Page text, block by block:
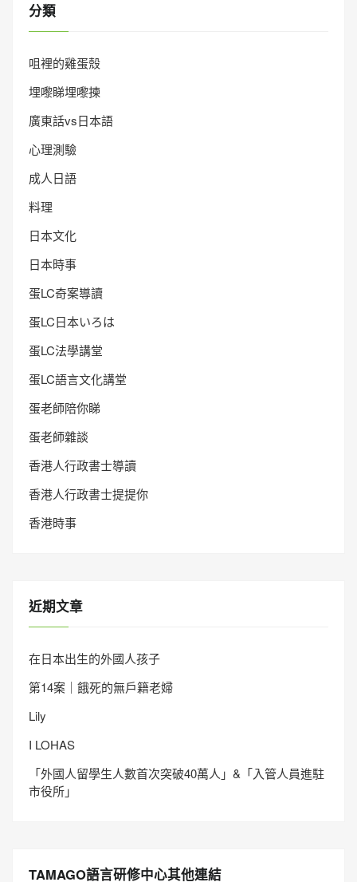
分類
咀裡的雞蛋殼
埋嚟睇埋嚟揀
廣東話vs日本語
心理測驗
成人日語
料理
日本文化
日本時事
蛋LC奇案導讀
蛋LC日本いろは
蛋LC法學講堂
蛋LC語言文化講堂
蛋老師陪你睇
蛋老師雜談
香港人行政書士導讀
香港人行政書士提提你
香港時事
近期文章
在日本出生的外國人孩子
第14案｜餓死的無戶籍老婦
Lily
I LOHAS
「外國人留學生人數首次突破40萬人」&「入管人員進駐
市役所」
TAMAGO語言研修中心其他連結